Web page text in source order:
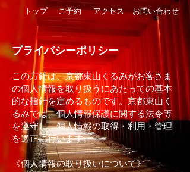
トップ ご予約 アクセス お問い合わせ
プライバシーポリシー
この方針は、京都東山くるみがお客さま
の個人情報を取り扱うにあたっての基本
的な指針を定めるものです。京都東山く
るみでは、個人情報保護に関する法令等
を遵守し、個人情報の取得・利用・管理
を適正に行います。
《個人情報の取り扱いについて》